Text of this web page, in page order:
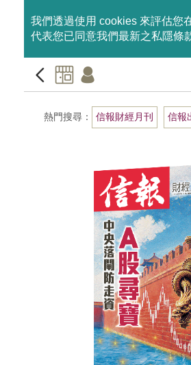
我們透過使用 cookies 來評估您
代表您已同意我們最新之私隱條
熱門搜尋： 信報財經月刊 信報